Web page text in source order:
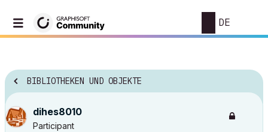
DE
BIBLIOTHEKEN UND OBJEKTE
dihes8010
Participant